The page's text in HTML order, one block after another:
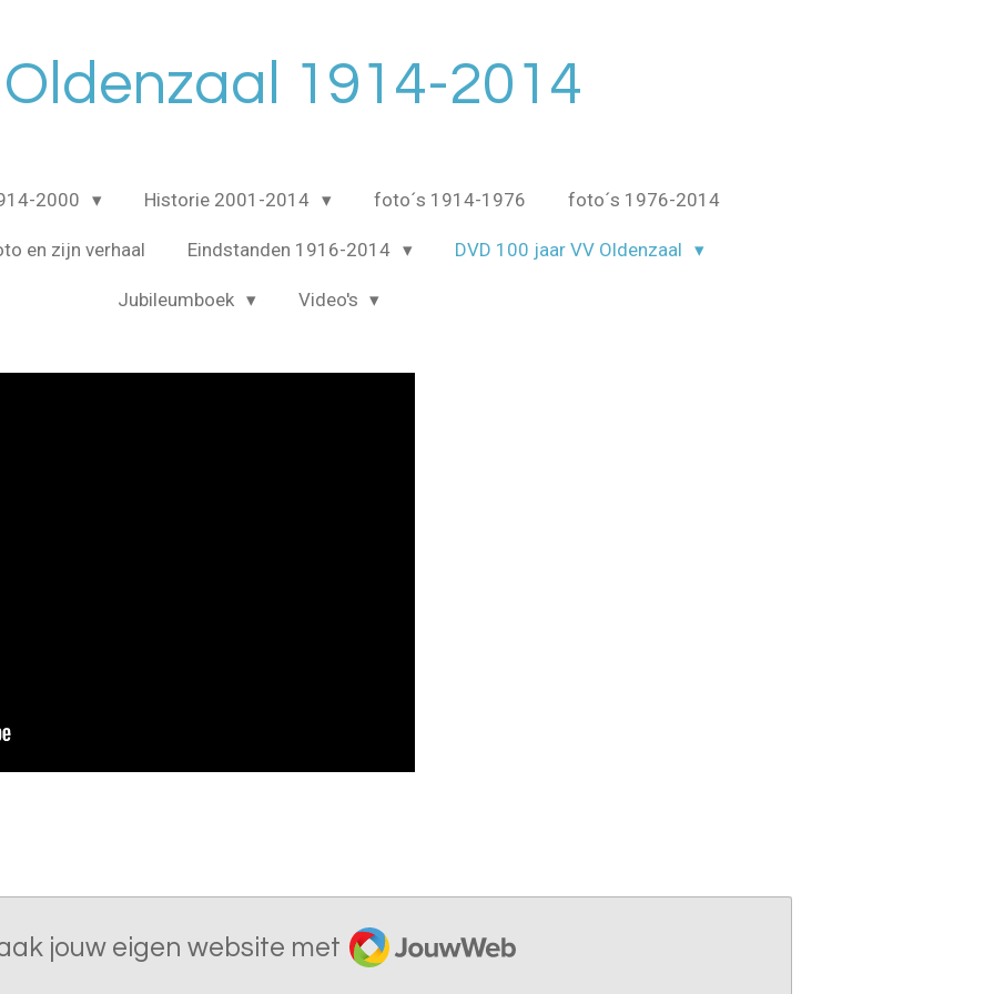
1914-2014
2000 Historie 2001-2014 foto´s 1914-1976 foto´s 1976-2014
en zijn verhaal Eindstanden 1916-2014 DVD 100 jaar VV Oldenzaal
Jubileumboek Video's
jouw eigen website met
JouwWeb